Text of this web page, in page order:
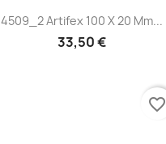
Pikakatselu
4509_2 Artifex 100 X 20 Mm...
33,50 €
favorite_border